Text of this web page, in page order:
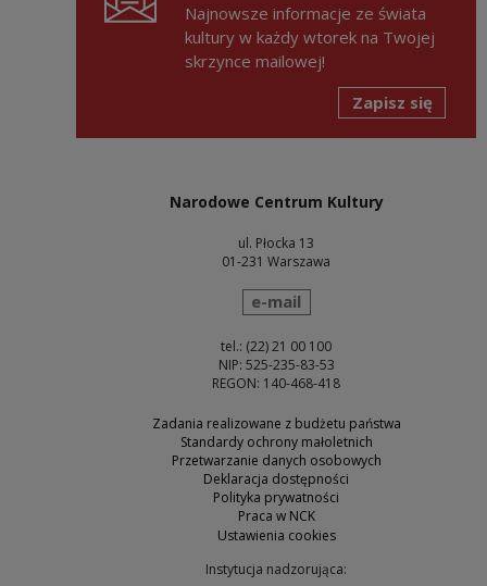
Najnowsze informacje ze świata
kultury w każdy wtorek na Twojej
skrzynce mailowej!
Zapisz się
Narodowe Centrum Kultury
ul. Płocka 13
01-231 Warszawa
wyślij wiadomość
e-mail
tel.: (22) 21 00 100
NIP: 525-235-83-53
REGON: 140-468-418
Zadania realizowane z budżetu państwa
Standardy ochrony małoletnich
Przetwarzanie danych osobowych
Deklaracja dostępności
Polityka prywatności
Praca w NCK
Ustawienia cookies
Instytucja nadzorująca: